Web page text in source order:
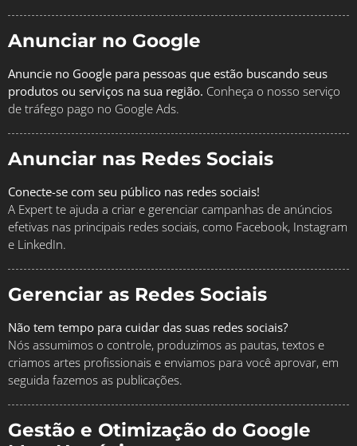
Anunciar no Google
Anuncie no Google para pessoas que estão buscando seus
produtos ou serviços na sua região. Conheça o nosso serviço
de tráfego pago no Google Ads.
Anunciar nas Redes Sociais
Conecte-se com seu público nas redes sociais!
A Expert te ajuda a criar e gerenciar campanhas de anúncios
efetivas nas principais redes sociais, como Facebook, Instagram
e LinkedIn.
Gerenciar as Redes Sociais
Não tem tempo para cuidar das suas redes sociais?
Nós assumimos o controle, produzimos as pautas, textos e
criamos artes profissionais e enviamos para você aprovar, em
seguida fazemos as publicações.
Gestão e Otimização do Google